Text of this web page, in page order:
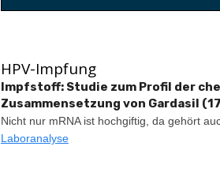
HPV-Impfung
Impfstoff: Studie zum Profil der
Zusammensetzung von Gardasil
Nicht nur mRNA ist hochgiftig, da gehört
Laboranalyse